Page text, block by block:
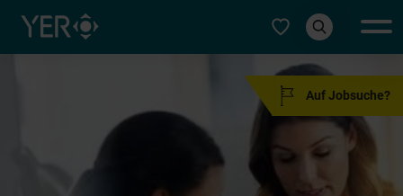
Typ auswählen
Auf Jobsuche?